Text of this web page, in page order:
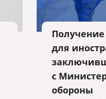
для
с
обороны